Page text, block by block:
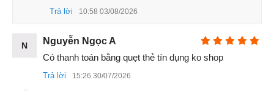
Trả lời 10:58 03/08/2026
N
Nguyễn Ngọc A
Có thanh toán bằng quẹt thẻ tín dụng ko shop
Trả lời 15:26 30/07/2026